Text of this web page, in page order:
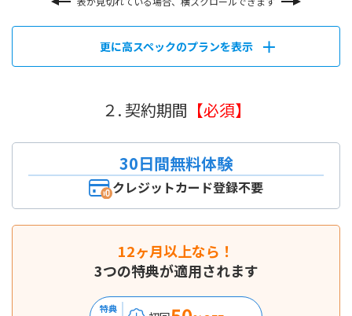
更に高スペックのプランを表示
２. 契約期間 【必須】
30日間無料体験
クレジットカード登録不要
12ヶ月以上なら！
3つの特典が適用されます
特典